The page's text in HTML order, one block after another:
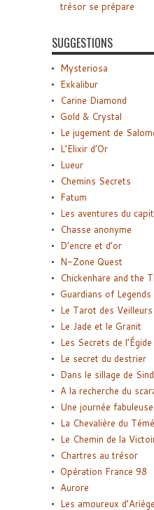
trésor se prépare
SUGGESTIONS
Mysteriosa
Exkalibur
Carine Diamond
Gold & Crystal
Le jugement de
L’Elixir d’Or
Lueur
Chemins Secrets
Fatum
Les aventures du
Chasse anonyme
D’encre et d’or
N-Zone Quest
Chickenhare and the
Guardians of Legends
Le Tarot des Veilleurs
Le Jade et le Granit
Les Secrets de l’Égide
Le secret du destrier
Dans le sillage de
A la recherche du
Une journée fabuleuse
La Chevalière du
Le Chemin de la
Chartres au trésor
Opération France 98
Aurore
Les amoureux d’Ariège